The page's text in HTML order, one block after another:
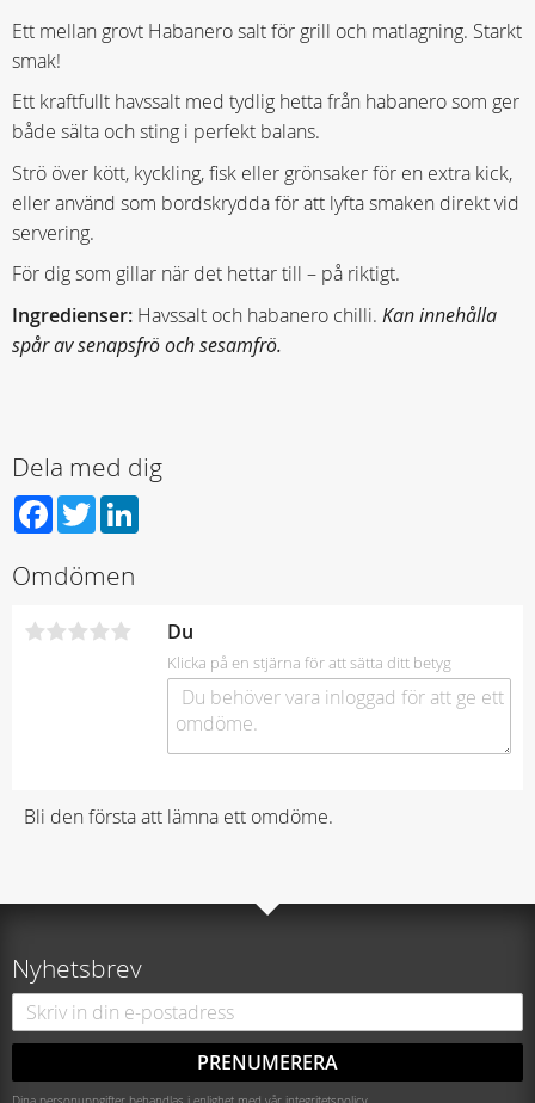
Ett mellan grovt Habanero salt för grill och matlagning. Starkt
smak!
Ett kraftfullt havssalt med tydlig hetta från habanero som ger
både sälta och sting i perfekt balans.
Strö över kött, kyckling, fisk eller grönsaker för en extra kick,
eller använd som bordskrydda för att lyfta smaken direkt vid
servering.
För dig som gillar när det hettar till – på riktigt.
Ingredienser: Havssalt och habanero chilli. Kan innehålla
spår av senapsfrö och sesamfrö.
Dela med dig
Facebook
Twitter
Omdömen
Du
Klicka på en stjärna för att sätta ditt betyg
Bli den första att lämna ett omdöme.
Nyhetsbrev
PRENUMERERA